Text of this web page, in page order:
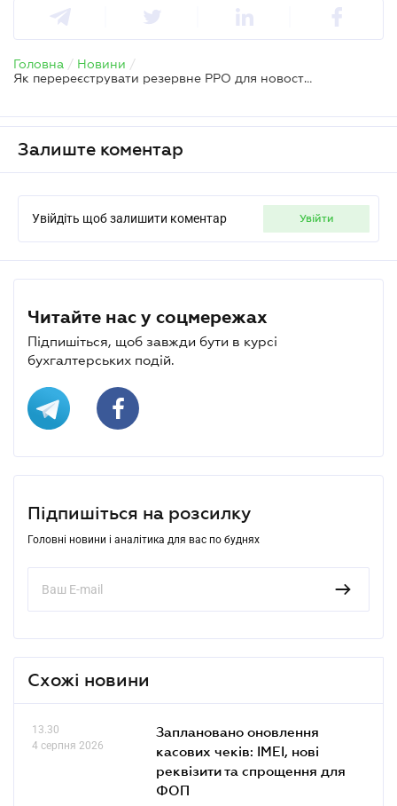
Головна / Новини /
Як перереєструвати резервне РРО для новоствореної господарської одиниці
Залиште коментар
Увійдіть щоб залишити коментар увійти
Читайте нас у соцмережах
Підпишіться, щоб завжди бути в курсі
бухгалтерських подій.
Підпишіться на розсилку
Головні новини і аналітика для вас по буднях
Схожі новини
13.30
4 серпня 2026
Заплановано оновлення
касових чеків: IMEI, нові
реквізити та спрощення для
ФОП